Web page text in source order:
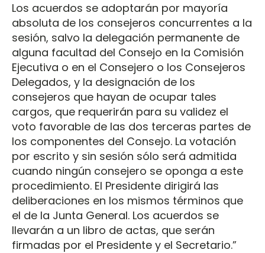
Los acuerdos se adoptarán por mayoría
absoluta de los consejeros concurrentes a la
sesión, salvo la delegación permanente de
alguna facultad del Consejo en la Comisión
Ejecutiva o en el Consejero o los Consejeros
Delegados, y la designación de los
consejeros que hayan de ocupar tales
cargos, que requerirán para su validez el
voto favorable de las dos terceras partes de
los componentes del Consejo. La votación
por escrito y sin sesión sólo será admitida
cuando ningún consejero se oponga a este
procedimiento. El Presidente dirigirá las
deliberaciones en los mismos términos que
el de la Junta General. Los acuerdos se
llevarán a un libro de actas, que serán
firmadas por el Presidente y el Secretario.”